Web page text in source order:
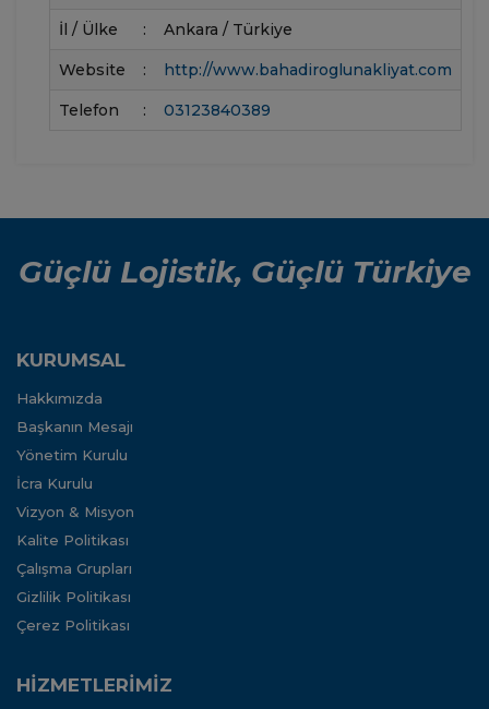
İl / Ülke : Ankara / Türkiye
Website : http://www.bahadiroglunakliyat.com
Telefon : 03123840389
Güçlü Lojistik, Güçlü Türkiye
KURUMSAL
Hakkımızda
Başkanın Mesajı
Yönetim Kurulu
İcra Kurulu
Vizyon & Misyon
Kalite Politikası
Çalışma Grupları
Gizlilik Politikası
Çerez Politikası
HİZMETLERİMİZ